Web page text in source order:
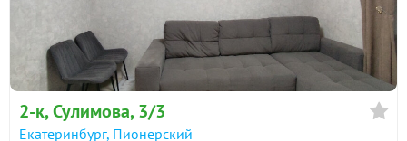
90 дн.
в аренде
30 000
800 ₽/м²
Показать всю историю: 30 предложений →
2-к, Сулимова, 3/3
Екатеринбург, Пионерский